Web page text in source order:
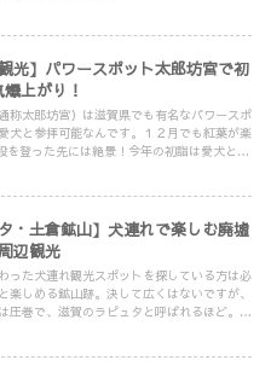
光】パワースポット太郎坊宮で初
上がり！
称太郎坊宮）は滋賀県でも有名なパワースポ
犬と参拝可能なんです。１２月でも紅葉が楽
を登った先には絶景！今年の初詣は愛犬と太
・土倉鉱山】犬連れで楽しむ廃墟
辺観光
った犬連れ観光スポットを探している方は必
楽しめる鉱山跡。決して広くはないですが、
圧巻で、滋賀のラピュタと呼ばれるほど。滋